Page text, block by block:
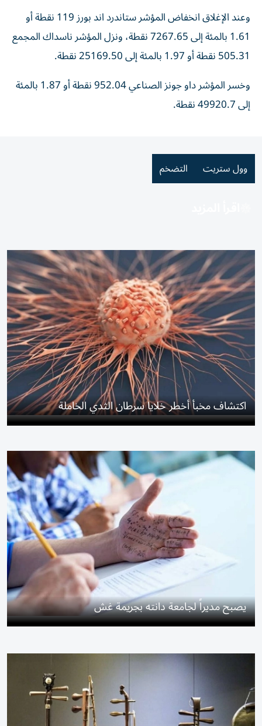
وعند الإغلاق انخفاض ‌المؤشر ستاندرد اند ⁠بورز 119 نقطة أو
‌1.61 بالمئة إلى 7267.65 نقطة، ونزل المؤشر ناسداك المجمع
505.31 نقطة أو 1.97 ⁠بالمئة إلى 25169.50 نقطة.
وخسر المؤشر ​داو جونز الصناعي 952.04 نقطة أو 1.87 بالمئة
إلى 49920.7 نقطة.
وول ستريت التضخم
اكتشاف مخبأ أخطر خلايا سرطان الثدي الخاملة
يصبح مديراً لجامعة دانته بجريمة غش